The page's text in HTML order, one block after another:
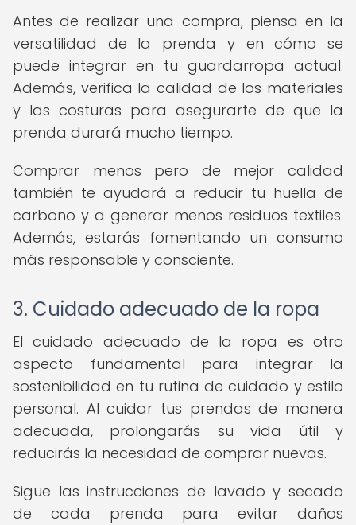
Antes de realizar una compra, piensa en la
versatilidad de la prenda y en cómo se
puede integrar en tu guardarropa actual.
Además, verifica la calidad de los materiales
y las costuras para asegurarte de que la
prenda durará mucho tiempo.
Comprar menos pero de mejor calidad
también te ayudará a reducir tu huella de
carbono y a generar menos residuos textiles.
Además, estarás fomentando un consumo
más responsable y consciente.
3. Cuidado adecuado de la ropa
El cuidado adecuado de la ropa es otro
aspecto fundamental para integrar la
sostenibilidad en tu rutina de cuidado y estilo
personal. Al cuidar tus prendas de manera
adecuada, prolongarás su vida útil y
reducirás la necesidad de comprar nuevas.
Sigue las instrucciones de lavado y secado
de cada prenda para evitar daños